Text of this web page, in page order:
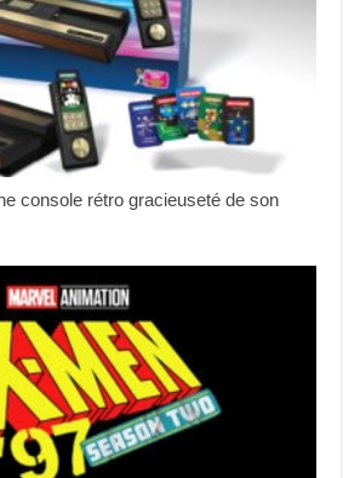
console rétro gracieuseté de son